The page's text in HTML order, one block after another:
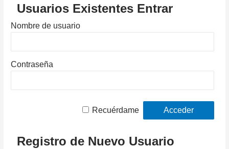
Usuarios Existentes Entrar
Nombre de usuario
Contraseña
Recuérdame
Registro de Nuevo Usuario